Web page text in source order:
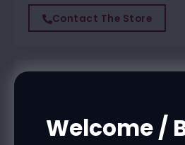
Contact The Store
Find A Store
Welcome /